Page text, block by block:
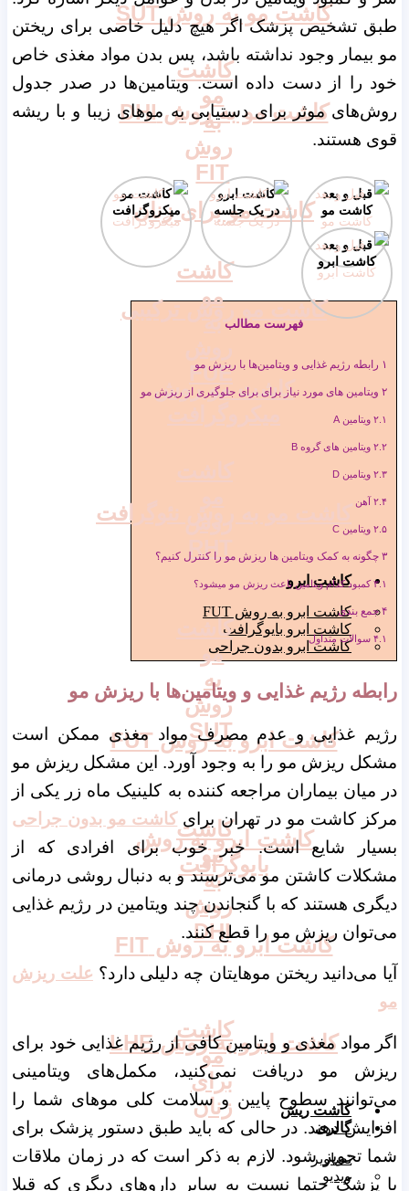
کاشت مو به روش SUT
کاشت مو به روش DHI
کاشت مو برای زنان
کاشت مو روش ترکیبی
کاشت مو روش
کاشت مو به روش نئوگرافت
کاشت ابرو
کاشت ابرو به روش FUT
کاشت ابرو بایوگرافت
کاشت ابرو بدون جراحی
کاشت ابرو به روش FUT
کاشت ابرو به روش
بایوگرافت
کاشت ابرو به روش FIT
کاشت ابرو به روش LHE
کاشت ریش
گالری
تصاویر
ویدیو
کاشت
مو
به
روش
FIT
کاشت
مو
FUE
RHT
کاشت
مو
به
روش
SUT
کاشت
مو
به
روش
DHI
کاشت
مو
برای
زنان
طبق تشخیص پزشک اگر هیچ دلیل خاصی برای ریختن
مو بیمار وجود نداشته باشد، پس بدن مواد مغذی خاص
خود را از دست داده است. ویتامین‌ها در صدر جدول
روش‌های موثر برای دستیابی به موهای زیبا و با ریشه
قوی هستند.
قبل و بعد
کاشت مو
کاشت ابرو
در یک جلسه
کاشت مو
میکروگرافت
قبل و بعد
کاشت ابرو
فهرست مطالب
۱ رابطه رژیم غذایی و ویتامین‌ها با ریزش مو
۲ ویتامین های مورد نیاز برای برای جلوگیری از ریزش مو
۲.۱ ویتامین A
۲.۲ ویتامین های گروه B
۲.۳ ویتامین D
۲.۴ آهن
۲.۵ ویتامین C
۳ چگونه به کمک ویتامین ها ریزش مو را کنترل کنیم؟
۳.۱کمبود کدام ویتامین باعث ریزش مو میشود؟
۴جمع بندی
۴.۱ سوالات متداول
رابطه رژیم غذایی و ویتامین‌ها با ریزش مو
رژیم غذایی و عدم مصرف مواد مغذی ممکن است
مشکل ریزش مو را به وجود آورد. این مشکل ریزش مو
در میان بیماران مراجعه کننده به کلینیک ماه زر یکی از
مرکز کاشت مو در تهران برایکاشت مو بدون جراحی
بسیار شایع است. خبر خوب برای افرادی که از
مشکلات کاشتن مو می‌ترسند و به دنبال روشی درمانی
دیگری هستند که با گنجاندن چند ویتامین در رژیم غذایی
می‌توان ریزش مو را قطع کنند.
آیا می‌دانید ریختن موهایتان چه دلیلی دارد؟ علت ریزش
مو
اگر مواد مغذی و ویتامین کافی از رژیم غذایی خود برای
ریزش مو دریافت نمی‌کنید، مکمل‌های ویتامینی
می‌توانند سطوح پایین و سلامت کلی موهای شما را
افزایش دهند. در حالی که باید طبق دستور پزشک برای
شما تجویز شود. لازم به ذکر است که در زمان ملاقات
با پزشک حتما نسبت به سایر داروهای دیگری که قبلا